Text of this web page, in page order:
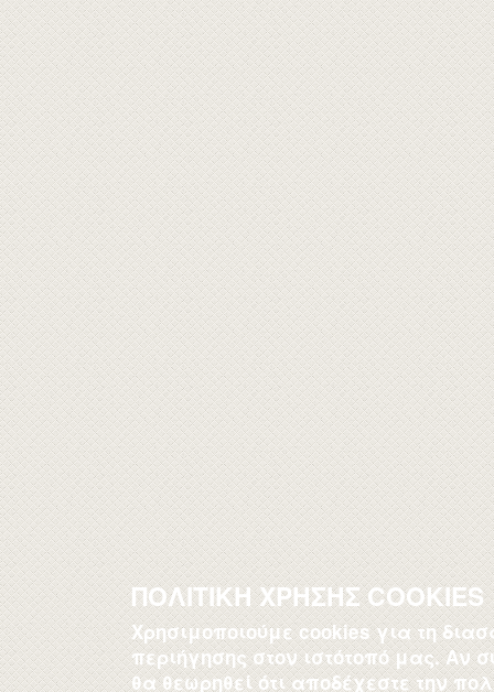
ΠΟΛΙΤΙΚΗ ΧΡΗΣΗΣ COOKIES
Χρησιμοποιούμε cookies για τη
περιήγησης στον ιστότοπό μας. Αν
θα θεωρηθεί ότι αποδέχεστε την